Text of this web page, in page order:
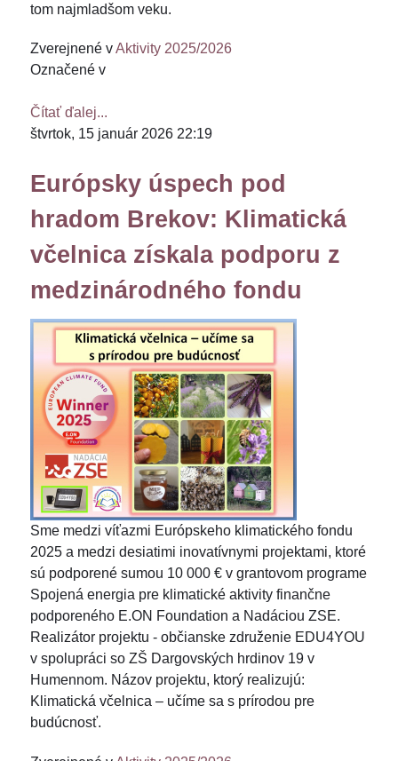
tom najmladšom veku.
Zverejnené vAktivity 2025/2026
Označené v
Čítať ďalej...
štvrtok, 15 január 2026 22:19
Európsky úspech pod
hradom Brekov: Klimatická
včelnica získala podporu z
medzinárodného fondu
Sme medzi víťazmi Európskeho klimatického fondu
2025 a medzi desiatimi inovatívnymi projektami, ktoré
sú podporené sumou 10 000 € v grantovom programe
Spojená energia pre klimatické aktivity finančne
podporeného E.ON Foundation a Nadáciou ZSE.
Realizátor projektu - občianske združenie EDU4YOU
v spolupráci so ZŠ Dargovských hrdinov 19 v
Humennom. Názov projektu, ktorý realizujú:
Klimatická včelnica – učíme sa s prírodou pre
budúcnosť.